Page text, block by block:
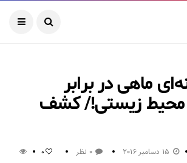
ماهی در برابر
محیط زیستی!/ کشف
15 دسامبر 2016 0 نظر 0